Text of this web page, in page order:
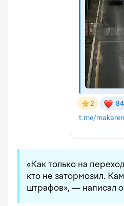
«Как только на
кто не затормозил.
штрафов», — написал